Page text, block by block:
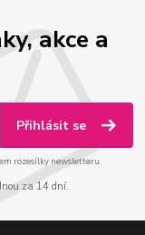
akce a
Přihlásit se
rozesílky newsletteru.
za 14 dní.